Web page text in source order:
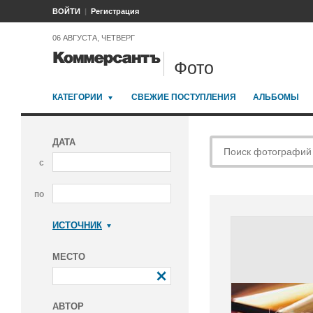
ВОЙТИ Регистрация
06 АВГУСТА, ЧЕТВЕРГ
Фото
КАТЕГОРИИ СВЕЖИЕ ПОСТУПЛЕНИЯ АЛЬБОМЫ
ДАТА
с
по
ИСТОЧНИК
МЕСТО
АВТОР